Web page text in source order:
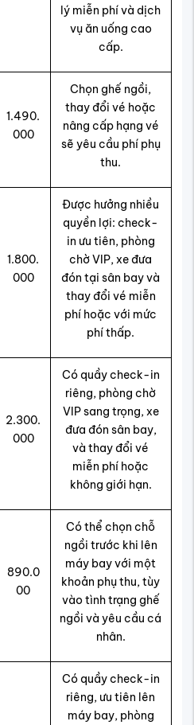
lý miễn phí và dịch
vụ ăn uống cao
cấp.
1.490.
000
Chọn ghế ngồi,
thay đổi vé hoặc
nâng cấp hạng vé
sẽ yêu cầu phí phụ
thu.
1.800.
000
Được hưởng nhiều
quyền lợi: check-
in ưu tiên, phòng
chờ VIP, xe đưa
đón tại sân bay và
thay đổi vé miễn
phí hoặc với mức
phí thấp.
2.300.
000
Có quầy check-in
riêng, phòng chờ
VIP sang trọng, xe
đưa đón sân bay,
và thay đổi vé
miễn phí hoặc
không giới hạn.
890.0
00
Có thể chọn chỗ
ngồi trước khi lên
máy bay với một
khoản phụ thu, tùy
vào tình trạng ghế
ngồi và yêu cầu cá
nhân.
Có quầy check-in
riêng, ưu tiên lên
máy bay, phòng